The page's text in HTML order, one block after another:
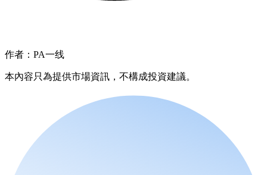
作者：PA一线
本內容只為提供市場資訊，不構成投資建議。